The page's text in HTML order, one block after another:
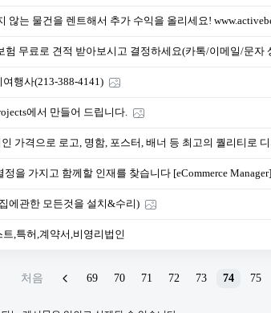
않는 물건을 렌트해서 추가 수익을 올리세요!
험 무료로 견적 받아보시고 결정하세요(카톡/이메일/문자
행사(213-388-4141)
에서 만들어 드립니다.
가격으로 로고, 명함, 포스터, 배너 등 최고의 퀄리티로
을 가지고 함께할 인재를 찾습니다 [eCommerce Manager]
에관한 모든것을 설치&수리)
,특허,계약서,비영리법인
처음 69 70 71 72 73 74 75